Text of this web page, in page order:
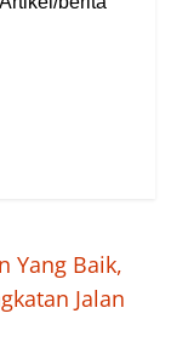
Yang Baik,
Jalan